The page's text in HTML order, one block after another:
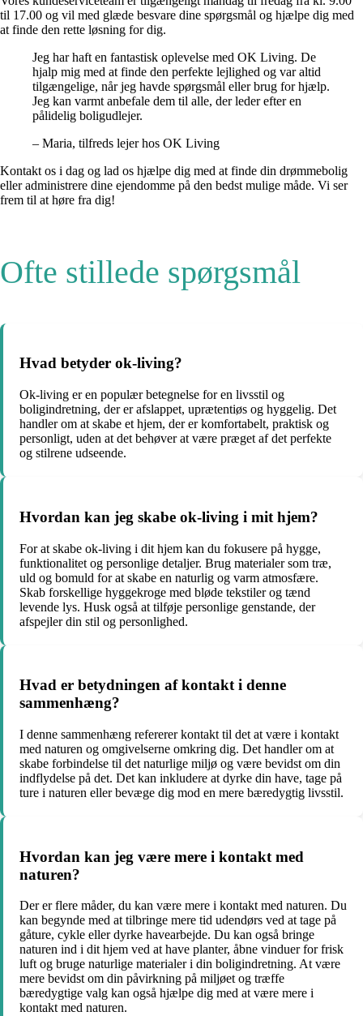
til 17.00 og vil med glæde besvare dine spørgsmål og hjælpe dig med
at finde den rette løsning for dig.
Jeg har haft en fantastisk oplevelse med OK Living. De
hjalp mig med at finde den perfekte lejlighed og var altid
tilgængelige, når jeg havde spørgsmål eller brug for hjælp.
Jeg kan varmt anbefale dem til alle, der leder efter en
pålidelig boligudlejer.
– Maria, tilfreds lejer hos OK Living
Kontakt os i dag og lad os hjælpe dig med at finde din drømmebolig
eller administrere dine ejendomme på den bedst mulige måde. Vi ser
frem til at høre fra dig!
Ofte stillede spørgsmål
Hvad betyder ok-living?
Ok-living er en populær betegnelse for en livsstil og
boligindretning, der er afslappet, uprætentiøs og hyggelig. Det
handler om at skabe et hjem, der er komfortabelt, praktisk og
personligt, uden at det behøver at være præget af det perfekte
og stilrene udseende.
Hvordan kan jeg skabe ok-living i mit hjem?
For at skabe ok-living i dit hjem kan du fokusere på hygge,
funktionalitet og personlige detaljer. Brug materialer som træ,
uld og bomuld for at skabe en naturlig og varm atmosfære.
Skab forskellige hyggekroge med bløde tekstiler og tænd
levende lys. Husk også at tilføje personlige genstande, der
afspejler din stil og personlighed.
Hvad er betydningen af kontakt i denne
sammenhæng?
I denne sammenhæng refererer kontakt til det at være i kontakt
med naturen og omgivelserne omkring dig. Det handler om at
skabe forbindelse til det naturlige miljø og være bevidst om din
indflydelse på det. Det kan inkludere at dyrke din have, tage på
ture i naturen eller bevæge dig mod en mere bæredygtig livsstil.
Hvordan kan jeg være mere i kontakt med
naturen?
Der er flere måder, du kan være mere i kontakt med naturen. Du
kan begynde med at tilbringe mere tid udendørs ved at tage på
gåture, cykle eller dyrke havearbejde. Du kan også bringe
naturen ind i dit hjem ved at have planter, åbne vinduer for frisk
luft og bruge naturlige materialer i din boligindretning. At være
mere bevidst om din påvirkning på miljøet og træffe
bæredygtige valg kan også hjælpe dig med at være mere i
kontakt med naturen.